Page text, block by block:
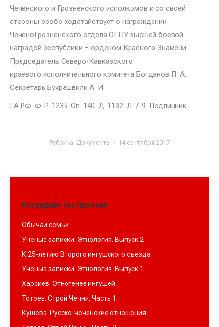
Чеченского и Грозненского исполкомов и со своей
стороны особо ходатайствует о награждении
ЧеченоГрозненского отдела ОГПУ высшей боевой
наградой республики – орденом Красного Знамени.
Председатель Северо-Кавказского
краевого исполнительного комитета Богданов П. А.
Секретарь Бухрашвили А. И.
ГА РФ. Ф. P-1235. On. 140. Д. 1132. Л. 7-9. Подлинник.
Рубрика: Документы 14 сентября 2017
Последние поступления
Обычаи семьи
Ученые записки. Этнология. Выпуск 2
К 25-летию Второго ингушского съезда
Ученые записки. Этнология. Выпуск 1
Харсиев. Этногенез ингушей
Тотоев. Строй Чечни. Часть 1
Кушева. Русско-чеченские отношения